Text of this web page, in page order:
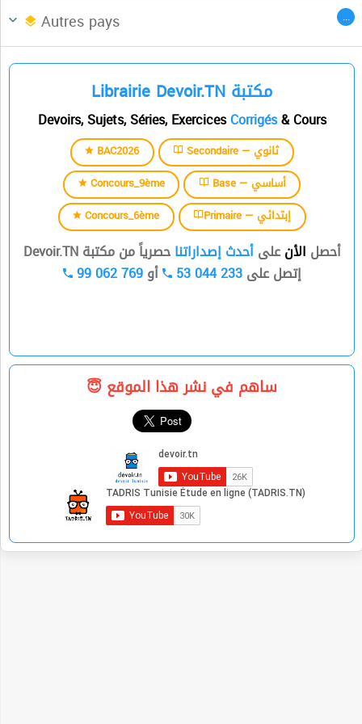
السنة الثالثة
السنة الرابعة
السنة الخامسة
السنة السادسة
Autres pays ...
Afrique du Nord
Librairie Devoir.TN مكتبة
Devoirs, Sujets, Séries, ExercicesCorrigés& Cours
BAC2026
Secondaire — ثانوي
Concours_9ème
Base — أساسي
Concours_6ème
Primaire — إبتدائي
أحصل الأنعلىأحدث إصداراتناحصرياً من مكتبة Devoir.TN
إتصل على53 044 233 أو99 062 769
ساهم في نشر هذا الموقع 😇